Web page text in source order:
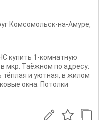
Комсомольск-на-Амуре,
купить 1-комнатную
мкр. Таёжном по адресу:
тёплая и уютная, в жилом
окна. Потолки